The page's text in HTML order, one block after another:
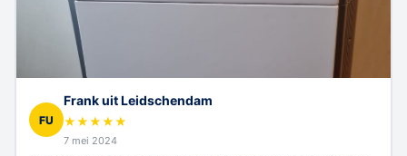
FU
Frank uit Leidschendam
★★★★★
7 mei 2024